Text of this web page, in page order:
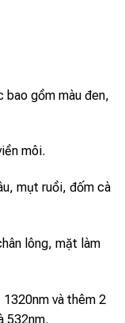
bao gồm màu đen,
môi.
mụt ruồi, đốm cà
lông, mặt làm
và thêm 2
532nm.